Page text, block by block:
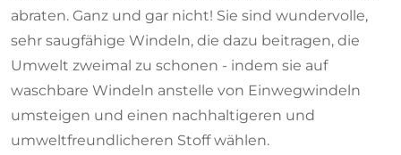
abraten. Ganz und gar nicht! Sie sind wundervolle,
sehr saugfähige Windeln, die dazu beitragen, die
Umwelt zweimal zu schonen - indem sie auf
waschbare Windeln anstelle von Einwegwindeln
umsteigen und einen nachhaltigeren und
umweltfreundlicheren Stoff wählen.